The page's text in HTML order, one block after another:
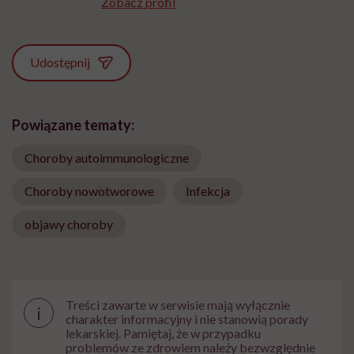
Udostępnij
Powiązane tematy:
Choroby autoimmunologiczne
Choroby nowotworowe Infekcja
objawy choroby
i
Treści zawarte w serwisie mają wyłącznie
charakter informacyjny i nie stanowią porady
lekarskiej. Pamiętaj, że w przypadku
problemów ze zdrowiem należy bezwzględnie